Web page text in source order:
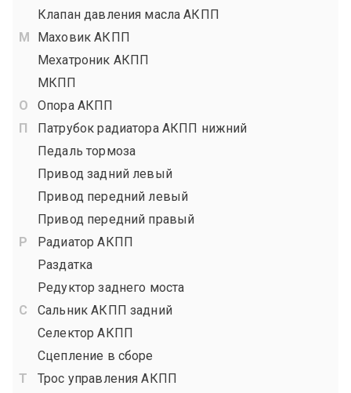
Клапан давления масла АКПП
Маховик АКПП
Мехатроник АКПП
МКПП
Опора АКПП
Патрубок радиатора АКПП нижний
Педаль тормоза
Привод задний левый
Привод передний левый
Привод передний правый
Радиатор АКПП
Раздатка
Редуктор заднего моста
Сальник АКПП задний
Селектор АКПП
Сцепление в сборе
Трос управления АКПП